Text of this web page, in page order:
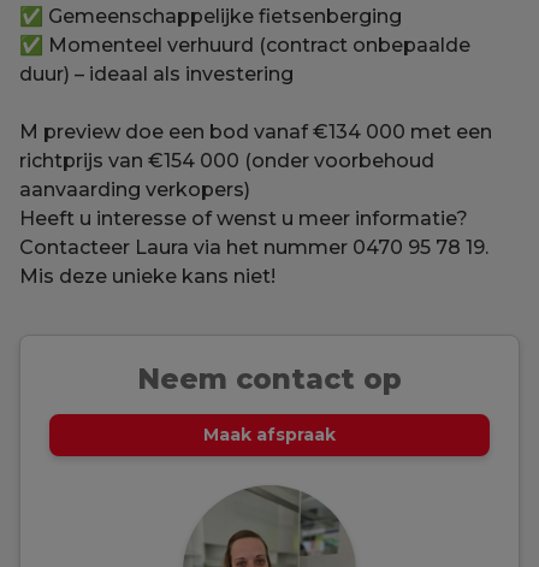
✅ Gemeenschappelijke fietsenberging
✅ Momenteel verhuurd (contract onbepaalde
duur) – ideaal als investering
M preview doe een bod vanaf €134 000 met een
richtprijs van €154 000 (onder voorbehoud
aanvaarding verkopers)
Heeft u interesse of wenst u meer informatie?
Contacteer Laura via het nummer 0470 95 78 19.
Mis deze unieke kans niet!
Neem contact op
Maak afspraak